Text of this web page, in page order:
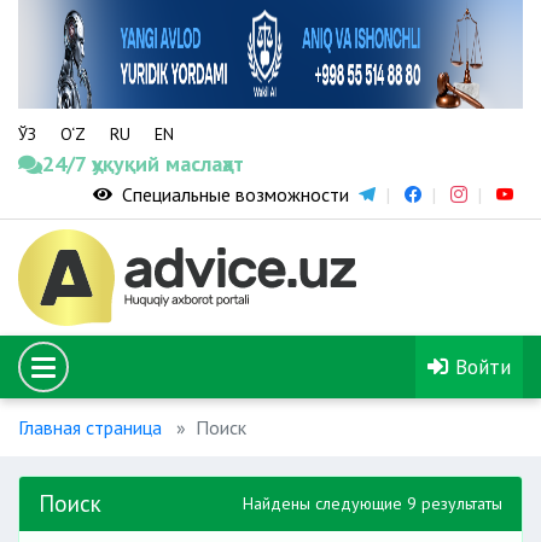
ЎЗ O‘Z RU EN
24/7 ҳуқуқий маслаҳат
Специальные возможности
Войти
Главная страница Поиск
Поиск Найдены следующие 9 результаты